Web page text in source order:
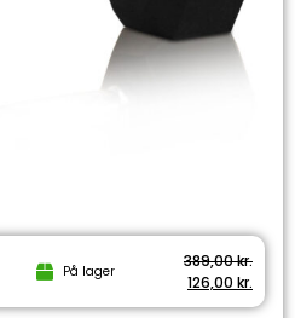
På lager
389,00kr.
126,00 kr.